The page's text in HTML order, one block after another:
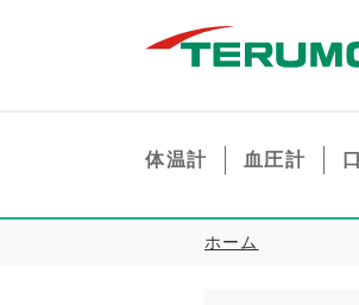
体温計 血圧計
ホーム